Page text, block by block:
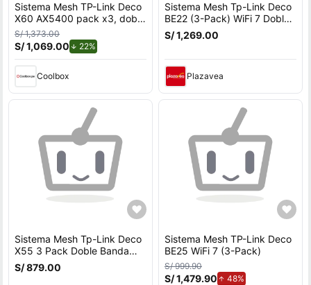
Sistema Mesh TP-Link Deco
X60 AX5400 pack x3, doble
banda
S/ 1,373.00
S/ 1,069.00 22%
Coolbox
Sistema Mesh Tp-Link Deco
BE22 (3-Pack) WiFi 7 Doble
banda BE3600
S/ 1,269.00
Plazavea
Sistema Mesh Tp-Link Deco
X55 3 Pack Doble Banda
Wifi 6 Ax3000
S/ 879.00
Sistema Mesh TP-Link Deco
BE25 WiFi 7 (3-Pack)
S/ 999.90
S/ 1,479.90 48%de aumento.